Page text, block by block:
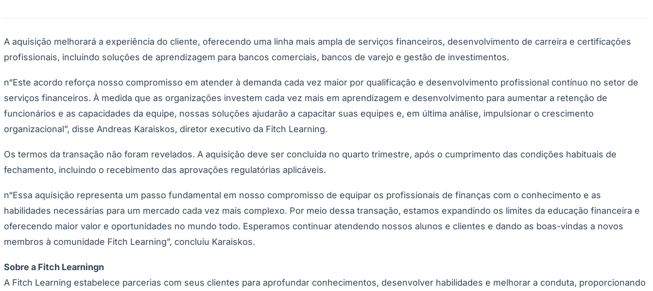
Segurança Regional
Hospitais Estaduais
Parques & Represas
Santana de ParnaíbaOsascoCarapicuíba JandiraItapeviCotia Pirapora do Bom JesusAraçariguamaCajamar Caieiras Franco da RochaFrancisco MoratoTaboão da SerraEmbu das ArtesSão Roque
Guia de Empresas
Vagas na Região
Novo
Guia Comercial
Selo Verificado
Portal Educacional
Agenda de Vestibulares
Concursos
Panorama Econômico
Panorama Econômico
Para Sua Empresa
Verificar EmpresaNovo
Anunciar Vagas
Novo
Publicidade Legal
A aquisição melhorará a experiência do cliente, oferecendo uma linha mais ampla de serviços financeiros, desenvolvimento de carreira e certificações
profissionais, incluindo soluções de aprendizagem para bancos comerciais, bancos de varejo e gestão de investimentos.
n“Este acordo reforça nosso compromisso em atender à demanda cada vez maior por qualificação e desenvolvimento profissional contínuo no setor de
serviços financeiros. À medida que as organizações investem cada vez mais em aprendizagem e desenvolvimento para aumentar a retenção de
funcionários e as capacidades da equipe, nossas soluções ajudarão a capacitar suas equipes e, em última análise, impulsionar o crescimento
organizacional”, disse Andreas Karaiskos, diretor executivo da Fitch Learning.
Os termos da transação não foram revelados. A aquisição deve ser concluída no quarto trimestre, após o cumprimento das condições habituais de
fechamento, incluindo o recebimento das aprovações regulatórias aplicáveis.
n“Essa aquisição representa um passo fundamental em nosso compromisso de equipar os profissionais de finanças com o conhecimento e as
habilidades necessárias para um mercado cada vez mais complexo. Por meio dessa transação, estamos expandindo os limites da educação financeira e
oferecendo maior valor e oportunidades no mundo todo. Esperamos continuar atendendo nossos alunos e clientes e dando as boas-vindas a novos
membros à comunidade Fitch Learning”, concluiu Karaiskos.
Sobre a Fitch Learningn
A Fitch Learning estabelece parcerias com seus clientes para aprofundar conhecimentos, desenvolver habilidades e melhorar a conduta, proporcionando